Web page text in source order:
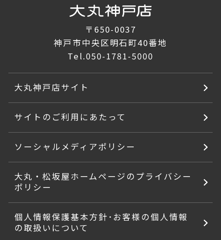
〒650-0037
神戸市中央区明石町40番地
Tel.050-1781-5000
大丸神戸店サイト
サイトのご利用にあたって
ソーシャルメディアポリシー
大丸・松坂屋ホームページのプライバシー
ポリシー
個人情報保護基本方針･お客様の個人情報
の取扱いについて